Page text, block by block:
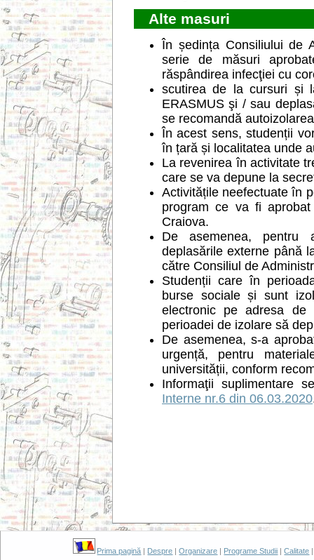
Alte masuri
În ședința Consiliului de
serie de măsuri
răspândirea infecţiei cu
scutirea de la cursuri și
ERASMUS şi / sau
se recomandă
În acest sens, studenții
în țară și localitatea unde
La revenirea în activitate
care se va depune la
Activitățile neefectuate în
program ce va fi
Craiova.
De asemenea, pentru
deplasările externe până
către Consiliul de
Studenții care în
burse sociale și sunt
electronic pe adresa de
perioadei de izolare să
De asemenea, s-a
urgență, pentru
universității, conform
Informaţii suplimentare
Interne nr.6 din 06.03.2020
Prima pagină | Despre |Organizare | Programe Studii |Calitate